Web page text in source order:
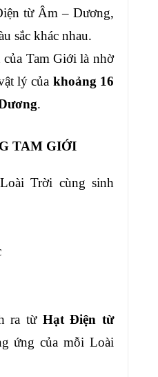
từ Âm – Dương,
sắc khác nhau.
Tam Giới là nhờ
lý của khoảng 16
.
TAM GIỚI
Trời cùng sinh
ra từ Hạt Điện từ
ứng của mỗi Loài